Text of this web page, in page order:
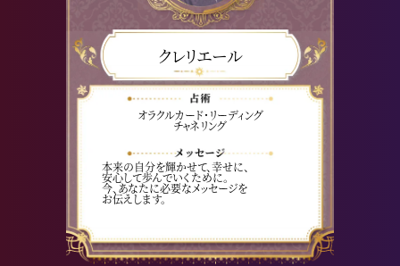
クレリエール
オラクルカード・リーディング
チャネリング
本来の自分を輝かせて、幸せに、
安心して歩んでいくために。
今、あなたに必要なメッセージを
お伝えします。